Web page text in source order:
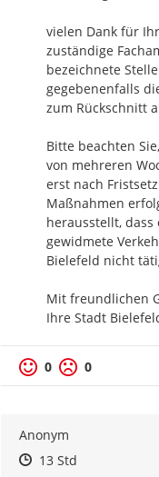
vielen Dank für
zuständige
bezeichnete
gegebenenfalls
zum Rückschnitt
Bitte beachten
von mehreren
erst nach
Maßnahmen
herausstellt,
gewidmete
Bielefeld nicht
Mit freundlichen
Ihre Stadt
0 0
Anonym
Zeitpunkt des
Zeitpunkt des
13 StdZur Äußerung